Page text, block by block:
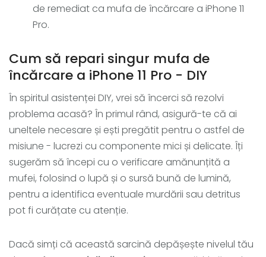
de remediat ca mufa de încărcare a iPhone 11
Pro.
Cum să repari singur mufa de
încărcare a iPhone 11 Pro - DIY
În spiritul asistenței DIY, vrei să încerci să rezolvi
problema acasă? În primul rând, asigură-te că ai
uneltele necesare și ești pregătit pentru o astfel de
misiune - lucrezi cu componente mici și delicate. Îți
sugerăm să începi cu o verificare amănunțită a
mufei, folosind o lupă și o sursă bună de lumină,
pentru a identifica eventuale murdării sau detritus
pot fi curățate cu atenție.
Dacă simți că această sarcină depășește nivelul tău